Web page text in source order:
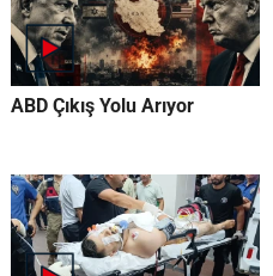
ABD Çıkış Yolu Arıyor